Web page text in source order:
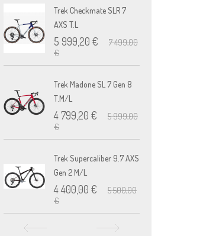
Trek Checkmate SLR 7
AXS T.L
5 999,20 €
7 499,00
€
Trek Madone SL 7 Gen 8
T.M/L
4 799,20 €
5 999,00
€
Trek Supercaliber 9.7 AXS
Gen 2 M/L
4 400,00 €
5 500,00
€